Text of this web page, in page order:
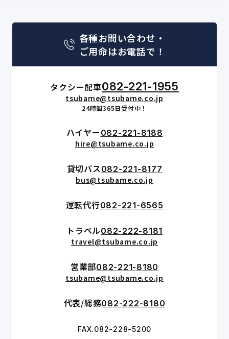
各種お問い合わせ・
ご用命はお電話で！
タクシー配車082-221-1955
tsubame@tsubame.co.jp
24時間365日受付中！
ハイヤー 082-221-8188
hire@tsubame.co.jp
貸切バス082-221-8177
bus@tsubame.co.jp
運転代行082-221-6565
トラベル082-222-8181
travel@tsubame.co.jp
営業部082-221-8180
tsubame@tsubame.co.jp
代表/総務082-222-8180
FAX.082-228-5200